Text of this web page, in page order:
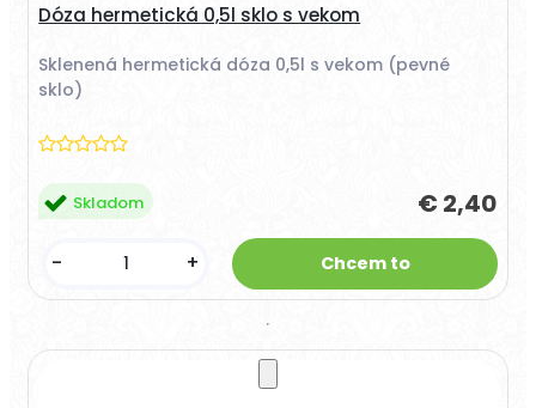
Dóza hermetická 0,5l sklo s vekom
Sklenená hermetická dóza 0,5l s vekom (pevné
sklo)
€ 2,40
Skladom
- +